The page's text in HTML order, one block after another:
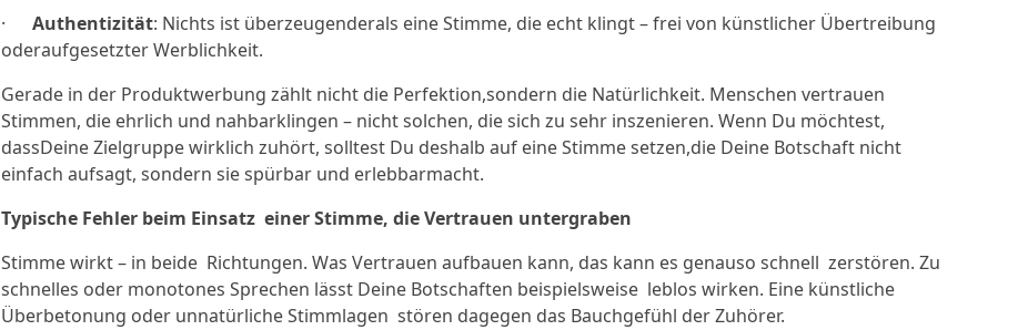
·Authentizität: Nichts ist überzeugenderals eine Stimme, die echt klingt – frei von künstlicher Übertreibung
oderaufgesetzter Werblichkeit.
Gerade in der Produktwerbung zählt nicht die Perfektion,sondern die Natürlichkeit. Menschen vertrauen
Stimmen, die ehrlich und nahbarklingen – nicht solchen, die sich zu sehr inszenieren. Wenn Du möchtest,
dassDeine Zielgruppe wirklich zuhört, solltest Du deshalb auf eine Stimme setzen,die Deine Botschaft nicht
einfach aufsagt, sondern sie spürbar und erlebbarmacht.
Typische Fehler beim Einsatz einer Stimme, die Vertrauen untergraben
Stimme wirkt – in beide Richtungen. Was Vertrauen aufbauen kann, das kann es genauso schnell zerstören. Zu
schnelles oder monotones Sprechen lässt Deine Botschaften beispielsweise leblos wirken. Eine künstliche
Überbetonung oder unnatürliche Stimmlagen stören dagegen das Bauchgefühl der Zuhörer.